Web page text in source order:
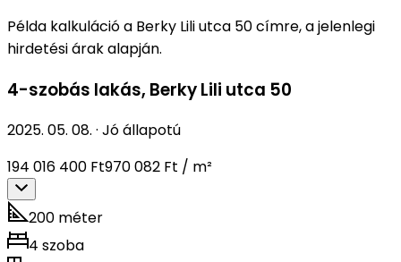
Példa kalkuláció a Berky Lili utca 50 címre, a jelenlegi
hirdetési árak alapján.
4-szobás lakás, Berky Lili utca 50
2025. 05. 08. · Jó állapotú
194 016 400 Ft970 082 Ft / m²
200 méter
4 szoba